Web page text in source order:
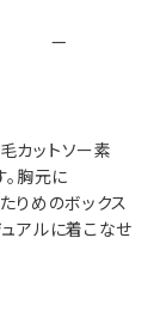
—
カットソー素
胸元に
りめのボックス
アルに着こなせ